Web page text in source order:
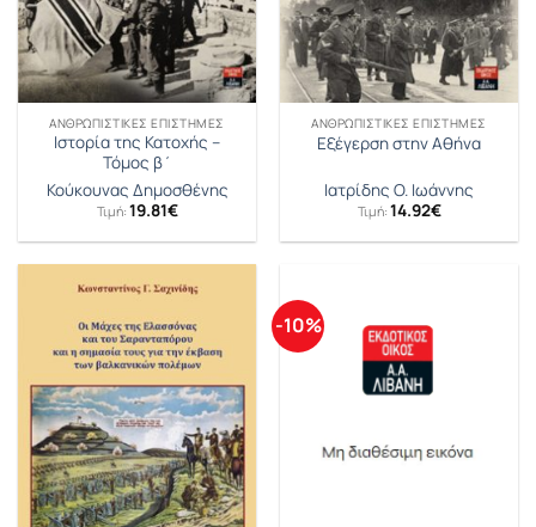
ΑΝΘΡΩΠΙΣΤΙΚΈΣ ΕΠΙΣΤΉΜΕΣ
Ιστορία της Κατοχής –
Τόμος β΄
Κούκουνας Δημοσθένης
Τιμή: 19.81€
ΑΝΘΡΩΠΙΣΤΙΚΈΣ ΕΠΙΣΤΉΜΕΣ
Εξέγερση στην Αθήνα
Ιατρίδης O. Ιωάννης
Τιμή: 14.92€
-10%